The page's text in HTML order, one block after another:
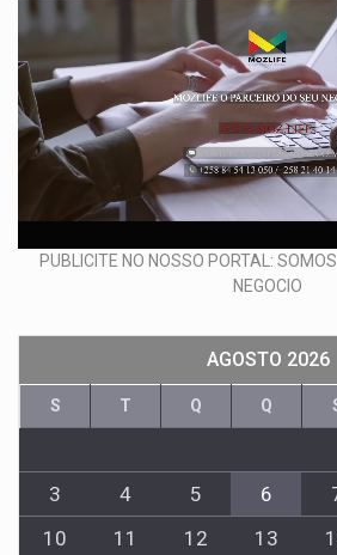
PUBLICITE NO NOSSO PORTAL:
NEGOCIO
AGOSTO 2026
S T Q Q
3
4 5 6
10
11 12 13